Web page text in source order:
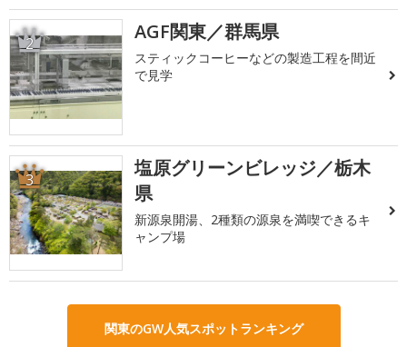
2 AGF関東／群馬県
スティックコーヒーなどの製造工程を間近
で見学
3
塩原グリーンビレッジ／栃木
県
新源泉開湯、2種類の源泉を満喫できるキ
ャンプ場
関東のGW人気スポットランキング